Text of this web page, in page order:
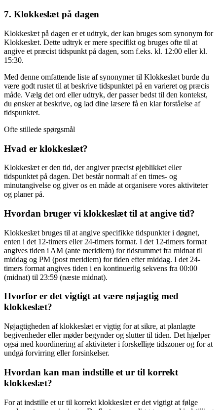
7. Klokkeslæt på dagen
Klokkeslæt på dagen er et udtryk, der kan bruges som synonym for
Klokkeslæt. Dette udtryk er mere specifikt og bruges ofte til at
angive et præcist tidspunkt på dagen, som f.eks. kl. 12:00 eller kl.
15:30.
Med denne omfattende liste af synonymer til Klokkeslæt burde du
være godt rustet til at beskrive tidspunktet på en varieret og præcis
måde. Vælg det ord eller udtryk, der passer bedst til den kontekst,
du ønsker at beskrive, og lad dine læsere få en klar forståelse af
tidspunktet.
Ofte stillede spørgsmål
Hvad er klokkeslæt?
Klokkeslæt er den tid, der angiver præcist øjeblikket eller
tidspunktet på dagen. Det består normalt af en times- og
minutangivelse og giver os en måde at organisere vores aktiviteter
og planer på.
Hvordan bruger vi klokkeslæt til at angive tid?
Klokkeslæt bruges til at angive specifikke tidspunkter i døgnet,
enten i det 12-timers eller 24-timers format. I det 12-timers format
angives tiden i AM (ante meridiem) for tidsrummet fra midnat til
middag og PM (post meridiem) for tiden efter middag. I det 24-
timers format angives tiden i en kontinuerlig sekvens fra 00:00
(midnat) til 23:59 (næste midnat).
Hvorfor er det vigtigt at være nøjagtig med
klokkeslæt?
Nøjagtigheden af klokkeslæt er vigtig for at sikre, at planlagte
begivenheder eller møder begynder og slutter til tiden. Det hjælper
også med koordinering af aktiviteter i forskellige tidszoner og for at
undgå forvirring eller forsinkelser.
Hvordan kan man indstille et ur til korrekt
klokkeslæt?
For at indstille et ur til korrekt klokkeslæt er det vigtigt at følge